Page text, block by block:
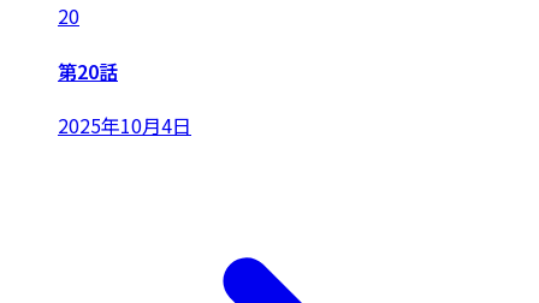
20
第20話
2025年10月4日